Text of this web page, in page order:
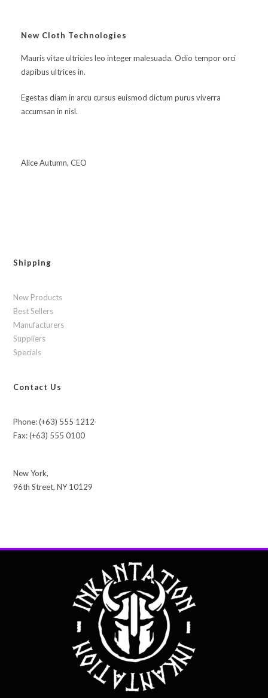
New Cloth Technologies
Mauris vitae ultricies leo integer malesuada. Odio tempor orci
dapibus ultrices in.
Egestas diam in arcu cursus euismod dictum purus viverra
accumsan in nisl.
Alice Autumn, CEO
Shipping
New Products
Best Sellers
Manufacturers
Suppliers
Specials
Contact Us
Phone: (+63) 555 1212
Fax: (+63) 555 0100
New York,
96th Street, NY 10129